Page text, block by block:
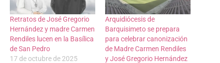
Retratos de José Gregorio
Hernández y madre Carmen
Rendiles lucen en la Basílica
de San Pedro
17 de octubre de 2025
Arquidiócesis de
Barquisimeto se prepara
para celebrar canonización
de Madre Carmen Rendiles
y José Gregorio Hernández